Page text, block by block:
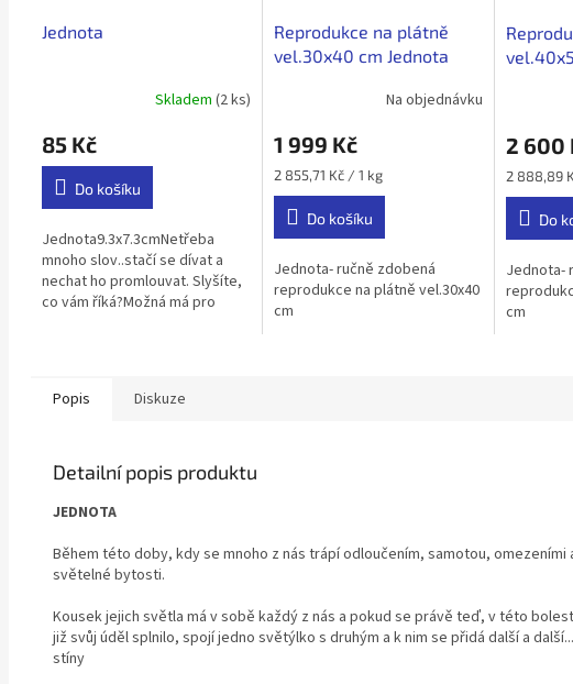
Jednota
Skladem (2 ks)
85 Kč
Do košíku
Jednota9.3x7.3cmNetřeba
mnoho slov..stačí se dívat a
nechat ho promlouvat. Slyšíte,
co vám říká?Možná má pro
Reprodukce na plátně
vel.30x40 cm Jednota
Na objednávku
1 999 Kč
Měrná
cena:
2 855,71 Kč / 1 kg
Do košíku
Jednota- ručně zdobená
reprodukce na plátně vel.30x40
cm
2 600
Měrná
cena:
2 888,89
Do
Jednota-
cm
Popis Diskuze
Detailní popis produktu
JEDNOTA
Během této doby, kdy se mnoho z nás trápí odloučením, samotou,
světelné bytosti.
Kousek jejich světla má v sobě každý z nás a pokud se právě teď, v této
již svůj úděl splnilo, spojí jedno světýlko s druhým a k nim se přidá další a
stíny